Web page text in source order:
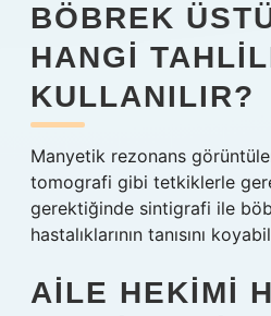
BÖBREK
HANGI
KULLANILIR?
Manyetik rezonans
tomografi gibi tetkiklerle
gerektiğinde sintigrafi ile
hastalıklarının tanısını
AILE HEKIMI